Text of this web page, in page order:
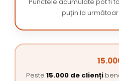
puțin la
Peste 15.000 de clienți